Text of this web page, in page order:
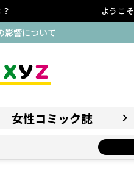
ようこそ
影響について
女性コミック誌